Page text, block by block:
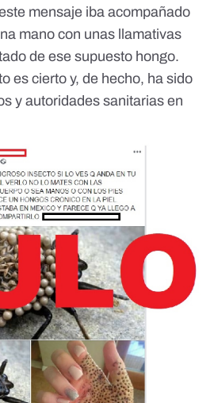
mensaje iba acompañado
mano con unas llamativas
de ese supuesto hongo.
es cierto y, de hecho, ha sido
y autoridades sanitarias en